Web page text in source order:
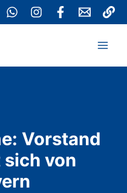
Vorstand
von